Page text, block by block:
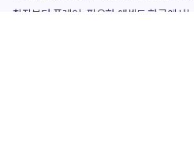
창작부터 플레이, 필요한 애셋도 한곳에서!